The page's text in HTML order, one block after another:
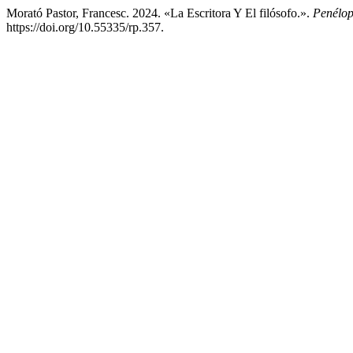
Morató Pastor, Francesc. 2024. «La Escritora Y El filósofo.».
https://doi.org/10.55335/rp.357.